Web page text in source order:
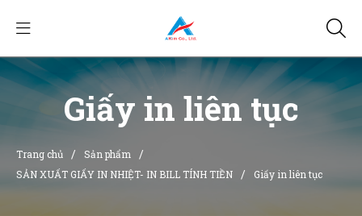
Giấy in liên tục
Trang chủ / Sản phẩm /
SẢN XUẤT GIẤY IN NHIỆT- IN BILL TÍNH TIỀN / Giấy in liên tục